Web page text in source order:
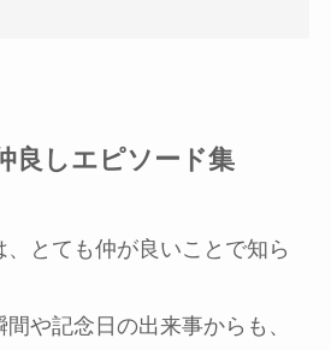
良しエピソード集
、とても仲が良いことで知ら
や記念日の出来事からも、